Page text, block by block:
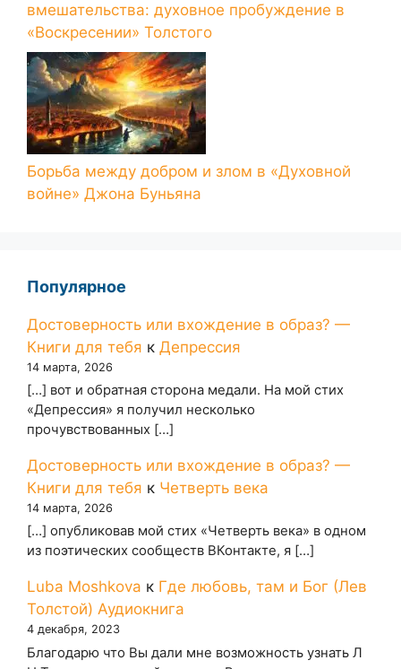
вмешательства: духовное пробуждение в
«Воскресении» Толстого
Борьба между добром и злом в «Духовной
войне» Джона Буньяна
Популярное
Достоверность или вхождение в образ? —
Книги для тебя к Депрессия
14 марта, 2026
[…] вот и обратная сторона медали. На мой стих
«Депрессия» я получил несколько
прочувствованных […]
Достоверность или вхождение в образ? —
Книги для тебя к Четверть века
14 марта, 2026
[…] опубликовав мой стих «Четверть века» в одном
из поэтических сообществ ВКонтакте, я […]
Luba Moshkova к Где любовь, там и Бог (Лев
Толстой) Аудиокнига
4 декабря, 2023
Благодарю что Вы дали мне возможность узнать Л